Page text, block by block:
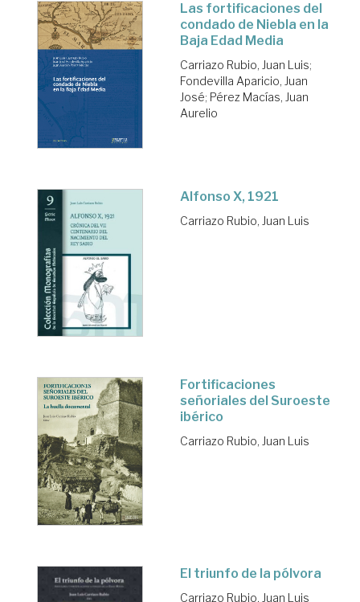
Las fortificaciones del
condado de Niebla en la
Baja Edad Media
Carriazo Rubio, Juan Luis;
Fondevilla Aparicio, Juan
José; Pérez Macías, Juan
Aurelio
Alfonso X, 1921
Carriazo Rubio, Juan Luis
Fortificaciones
señoriales del Suroeste
ibérico
Carriazo Rubio, Juan Luis
El triunfo de la pólvora
Carriazo Rubio, Juan Luis